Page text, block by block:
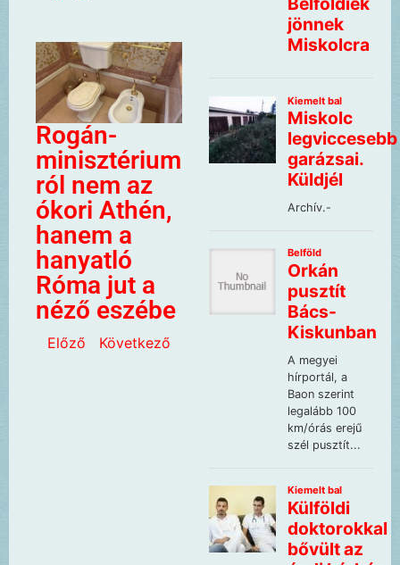
Rogán-
minisztérium
ról nem az
ókori Athén,
hanem a
hanyatló
Róma jut a
néző eszébe
Előző Következő